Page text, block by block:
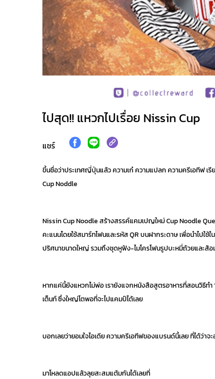
ไปสุด!! แหวกไปเรื่อย Nissin Cup
แชร์
ขี้นชื่อว่าประเทศญี่ปุ่นแล้ว ความเก๋ ความแปลก ความครีเอทีฟ เ
Cup Noddle
Nissin Cup Noodle สร้างสรรค์แคมเปญใหม่ Cup Noodle
คะแนนโดยใช้สมาร์ทโฟนและรหัส QR บนฝากระดาษ เพื่อนำไปใ
ปริศนาขนาดใหญ่ รวมถึงชุดหูฟัง-ไมโครโฟนรูปบะหมี่ถ้วยและส้
หากแค่นี้ยังแหวกไม่พ่อ เรายังแจกหนังสือสูตรอาหารที่สอนวิธีทำ
เต็นท์ ซึ่งใหญ่โตพอที่จะไปแคมป์ได้เลย
บอกเลยว่ายอมใจไอเดีย ความครีเอทีฟของแบรนด์นี้เลย ที่ได้ว่า
มาโหลดแอปแล้วลุยสะสมแต้มกันได้เลยที่